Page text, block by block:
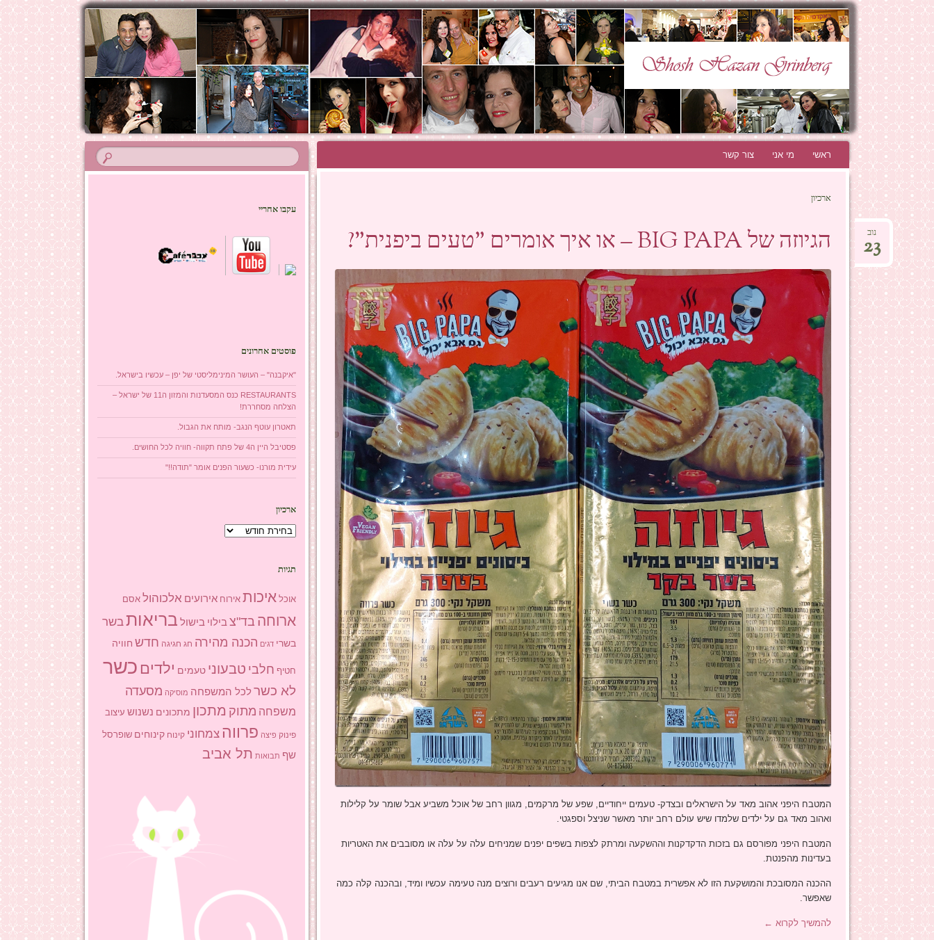
SHOSH HAZAN GRINBERG
THE BEST BLOG EVER!
לדלג לתוכן
ראשי מי אני צור קשר
ארכיון
הגיוזה של BIG PAPA – או איך אומרים "טעים ביפנית"? נוב
23
המטבח היפני אהוב מאד על הישראלים ובצדק- טעמים ייחודיים, שפע של מרקמים, מגוון רחב של אוכל משביע אבל שומר על קלילות
ואהוב מאד גם על ילדים שלמדו שיש עולם רחב יותר מאשר שניצל וספגטי.
המטבח היפני מפורסם גם בזכות הדקדקנות וההשקעה ומרתק לצפות בשפים יפנים שמניחים עלה על עלה או מסובבים את האטריות
בעדינות מהפנטת.
ההכנה המסובכת והמושקעת הזו לא אפשרית במטבח הביתי, שם אנו מגיעים רעבים ורוצים מנה טעימה עכשיו ומיד, ובהכנה קלה כמה
שאפשר.
להמשיך לקרוא ←
עקבו אחריי
פוסטים אחרונים
"איקבנה" – העושר המינימליסטי של יפן – עכשיו בישראל.
RESTAURANTS כנס המסעדנות והמזון ה11 של ישראל –
הצלחה מסחררת!
תאטרון עוטף הנגב- מותח את הגבול.
פסטיבל היין ה4 של פתח תקווה- חוויה לכל החושים.
עידית מורנו- כשעור הפנים אומר "תודה!!"
ארכיון
ארכיון
תגיות
אוכל איכות אירוח אירועים אלכוהול אסם
ארוחה בד"צ בילוי בישול בריאותבשר
בשרי דגים הכנה מהירה חג חגיגה חדש חוויה
חטיף חלבי טבעוני טעמים ילדים כשר
לא כשר לכל המשפחה מוסיקה מסעדה
משפחה מתוק מתכון מתכונים נשנוש עיצוב
פינוק פיצה פרווה צמחוני קינוח קינוחים שופרסל
שף תבואות תל אביב